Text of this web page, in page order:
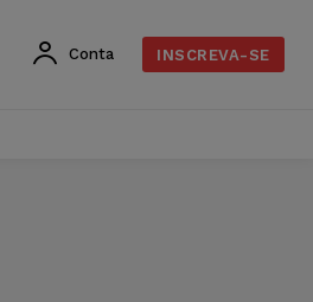
Conta INSCREVA-SE